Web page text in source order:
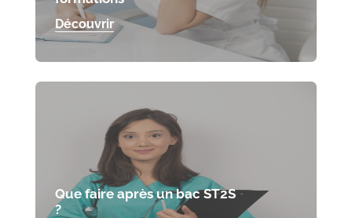
Découvrir
Que faire après un bac ST2S
?